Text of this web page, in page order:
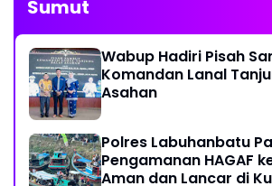
Sumut
Wabup Hadiri Pisah
Komandan Lanal
Asahan
Polres Labuhanbatu
Pengamanan HAGAF
Aman dan Lancar di